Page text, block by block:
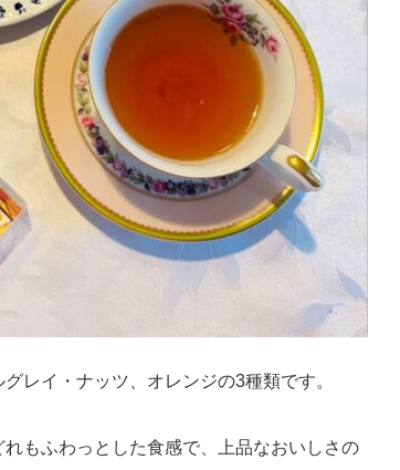
レイ・ナッツ、オレンジの3種類です。
もふわっとした食感で、上品なおいしさの